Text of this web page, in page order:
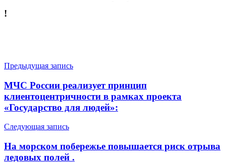
!
Навигация
по
записям
Предыдущая запись
МЧС России реализует принцип
клиентоцентричности в рамках проекта
«Государство для людей»:
Следующая запись
На морском побережье повышается риск отрыва
ледовых полей .